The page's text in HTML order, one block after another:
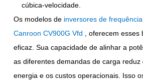
cúbica-velocidade.
Os modelos de inversores de
Canroon CV900G Vfd
, oferecem
eficaz. Sua capacidade de alinhar a
as diferentes demandas de carga
energia e os custos operacionais. Isso